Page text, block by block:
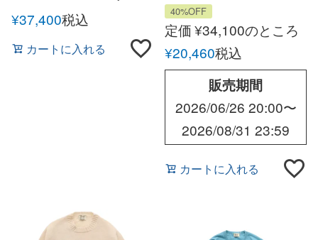
ロンラムズウール クル
ーネックニット
¥37,400税込
カートに入れる
Aryan ラムズウール
8Gクルーネックニット
40%OFF
定価¥34,100のところ
¥20,460税込
販売期間
2026/06/26 20:00〜
2026/08/31 23:59
カートに入れる